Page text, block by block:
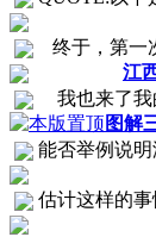
终于，第一
江
我也来了我
图解
能否举例说
估计这样的